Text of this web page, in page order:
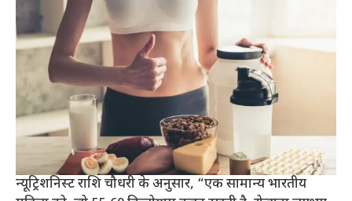
न्यूट्रिशनिस्ट राशि चौधरी के अनुसार, “एक सामान्य भारतीय